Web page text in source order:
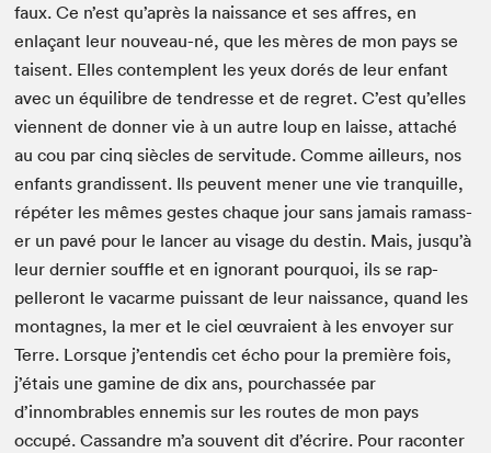
faux. Ce n’est qu’après la nais­sance et ses affres, en
enlaçant leur nou­veau-né, que les mères de mon pays se
taisent. Elles con­tem­plent les yeux dorés de leur enfant
avec un équili­bre de ten­dresse et de regret. C’est qu’elles
vien­nent de don­ner vie à un autre loup en laisse, attaché
au cou par cinq siè­cles de servi­tude. Comme ailleurs, nos
enfants gran­dis­sent. Ils peu­vent men­er une vie tran­quille,
répéter les mêmes gestes chaque jour sans jamais ramass­
er un pavé pour le lancer au vis­age du des­tin. Mais, jusqu’à
leur dernier souf­fle et en igno­rant pourquoi, ils se rap­
pelleront le vacarme puis­sant de leur nais­sance, quand les
mon­tagnes, la mer et le ciel œuvraient à les envoy­er sur
Terre. Lorsque j’entendis cet écho pour la pre­mière fois,
j’étais une gamine de dix ans, pour­chas­sée par
d’innombrables enne­mis sur les routes de mon pays
occupé. Cas­san­dre m’a sou­vent dit d’écrire. Pour racon­ter